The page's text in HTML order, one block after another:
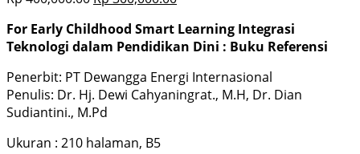
For Early Childhood Smart Learning Integrasi
Teknologi dalam Pendidikan Dini : Buku Referensi
Penerbit: PT Dewangga Energi Internasional
Penulis: Dr. Hj. Dewi Cahyaningrat., M.H, Dr. Dian
Sudiantini., M.Pd
Ukuran : 210 halaman, B5